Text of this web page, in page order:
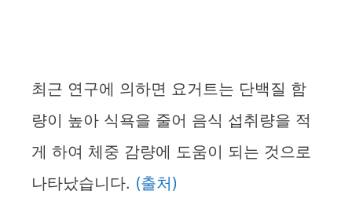
최근 연구에 의하면 요거트는 단백질 함
량이 높아 식욕을 줄어 음식 섭취량을 적
게 하여 체중 감량에 도움이 되는 것으로
나타났습니다. (출처)